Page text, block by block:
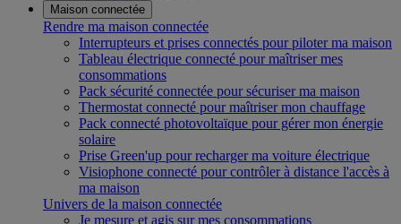
Maison connectée
Rendre ma maison connectée
Interrupteurs et prises connectés pour piloter ma maison
Tableau électrique connecté pour maîtriser mes
consommations
Pack sécurité connectée pour sécuriser ma maison
Thermostat connecté pour maîtriser mon chauffage
Pack connecté photovoltaïque pour gérer mon énergie
solaire
Prise Green'up pour recharger ma voiture électrique
Visiophone connecté pour contrôler à distance l'accès à
ma maison
Univers de la maison connectée
Je mesure et agis sur mes consommations